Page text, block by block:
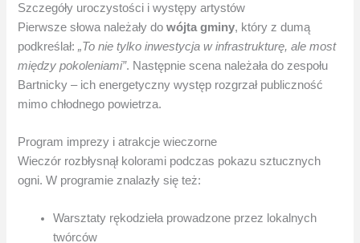
Szczegóły uroczystości i występy artystów
Pierwsze słowa należały dowójta gminy, który z dumą
podkreślał:„To nie tylko inwestycja w infrastrukturę, ale most
między pokoleniami”. Następnie scena należała do zespołu
Bartnicky – ich energetyczny występ rozgrzał publiczność
mimo chłodnego powietrza.
Program imprezy i atrakcje wieczorne
Wieczór rozbłysnął kolorami podczas pokazu sztucznych
ogni. W programie znalazły się też:
Warsztaty rękodzieła prowadzone przez lokalnych
twórców